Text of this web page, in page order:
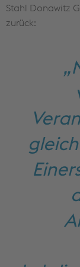
Stahl Donawitz
zurück: